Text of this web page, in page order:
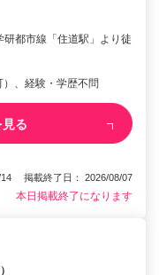
都市線「住道駅」より徒
、経験・学歴不問
る
14 掲載終了日： 2026/08/07
本日掲載終了になります